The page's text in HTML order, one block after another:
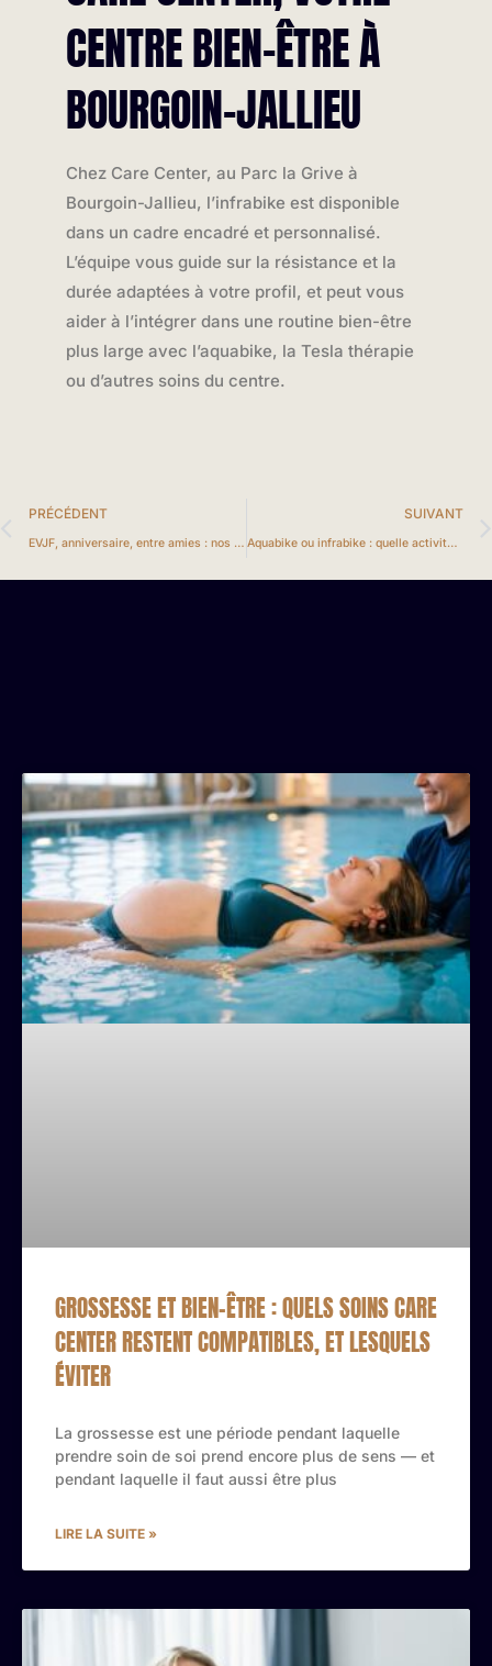
CENTRE BIEN-ÊTRE À
BOURGOIN-JALLIEU
Chez Care Center, au Parc la Grive à
Bourgoin-Jallieu, l’infrabike est disponible
dans un cadre encadré et personnalisé.
L’équipe vous guide sur la résistance et la
durée adaptées à votre profil, et peut vous
aider à l’intégrer dans une routine bien-être
plus large avec l’aquabike, la Tesla thérapie
ou d’autres soins du centre.
PRÉCÉDENT
EVJF, anniversaire, entre amies : nos idées pour un moment bien-être à plusieurs
SUIVANT
Aquabike ou infrabike : quelle activité choisir selon votre objectif silhouette
GROSSESSE ET BIEN-ÊTRE : QUELS SOINS CARE
CENTER RESTENT COMPATIBLES, ET LESQUELS
ÉVITER
La grossesse est une période pendant laquelle
prendre soin de soi prend encore plus de sens — et
pendant laquelle il faut aussi être plus
LIRE LA SUITE »